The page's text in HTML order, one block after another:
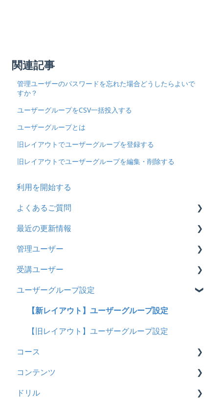
関連記事
管理ユーザーのパスワードを忘れた場合どうしたらよいで
すか？
ユーザーグループをCSV一括投入する
ユーザーグループとは
旧レイアウトでユーザーグループを登録する
旧レイアウトでユーザーグループを編集・削除する
利用を開始する
よくあるご質問
契約
トライアル
カスタマイズ
インターネット・セキュリティ
料金
管理ユーザー・受講ユーザー
履歴
コンテンツ
CSV
最近の更新情報
2026年8月アップデート
2026年2月アップデート
2025年10月アップデート
2025年9月アップデート
2025年3月アップデート
2024年12月アップデート
2024年8月アップデート
2024年5月アップデート
管理ユーザー
管理ユーザーの統合について
管理ユーザーについて
ロールと権限
受講ユーザー
基本操作
【新レイアウト】受講ユーザー登録について
【旧レイアウト】ユーザー編集について
ユーザーグループ設定
【新レイアウト】ユーザーグループ設定
【旧レイアウト】ユーザーグループ設定
コース
基本操作
新レイアウト
コンテンツ
ビデオ
ドリル